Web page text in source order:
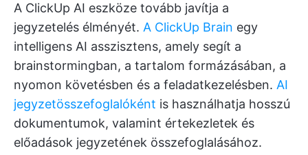
A ClickUp AI eszköze tovább javítja a
jegyzetelés élményét. A ClickUp Brain egy
intelligens AI asszisztens, amely segít a
brainstormingban, a tartalom formázásában, a
nyomon követésben és a feladatkezelésben. AI
jegyzetösszefoglalóként is használhatja hosszú
dokumentumok, valamint értekezletek és
előadások jegyzetének összefoglalásához.